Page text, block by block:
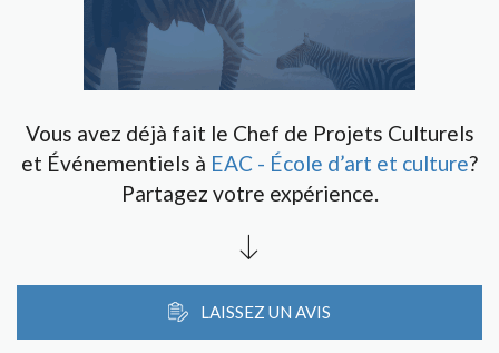
Vous avez déjà fait le Chef de Projets Culturels
et Événementiels à EAC - École d’art et culture?
Partagez votre expérience.
LAISSEZ UN AVIS